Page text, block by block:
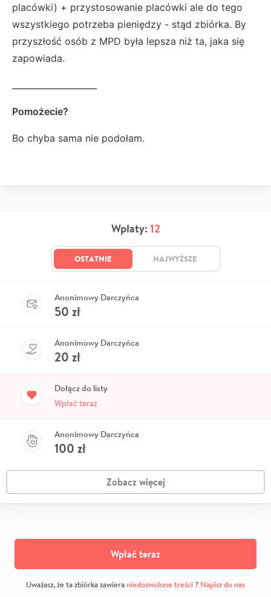
placówki) + przystosowanie placówki ale do tego
wszystkiego potrzeba pieniędzy - stąd zbiórka. By
przyszłość osób z MPD była lepsza niż ta, jaka się
zapowiada.
Pomożecie?
Bo chyba sama nie podołam.
Wpłaty: 12
OSTATNIE NAJWYŻSZE
Anonimowy Darczyńca
50 zł
Anonimowy Darczyńca
20 zł
Dołącz do listy
Wpłać teraz
Anonimowy Darczyńca
100 zł
Zobacz więcej
Wpłać teraz
Uważasz, że ta zbiórka zawiera niedozwolone treści? Napisz do nas